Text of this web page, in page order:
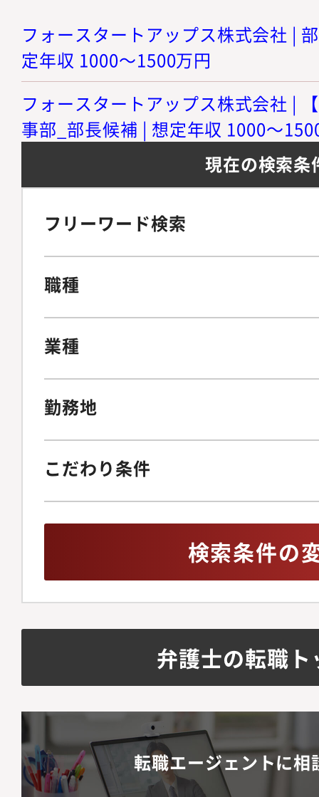
フォースタートアップス株式会社 |
定年収 1000～1500万円
フォースタートアップス株式会社 |
事部_部長候補 | 想定年収 1000～
現在の検索条
フリーワード検索
職種
業種
勤務地
こだわり条件
検索条件の
弁護士の転職ト
転職エージェントに相